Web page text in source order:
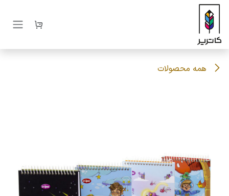
صرف نظر و مشاهده محتوا
همه محصولات